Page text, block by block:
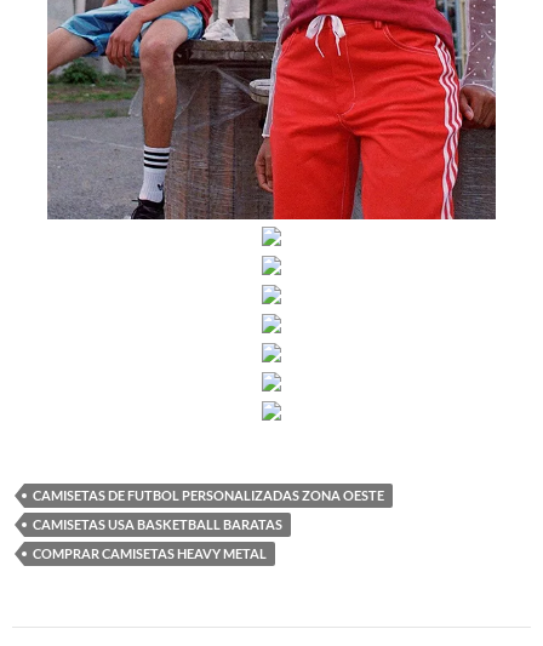
CAMISETAS DE FUTBOL PERSONALIZADAS ZONA OESTE
CAMISETAS USA BASKETBALL BARATAS
COMPRAR CAMISETAS HEAVY METAL